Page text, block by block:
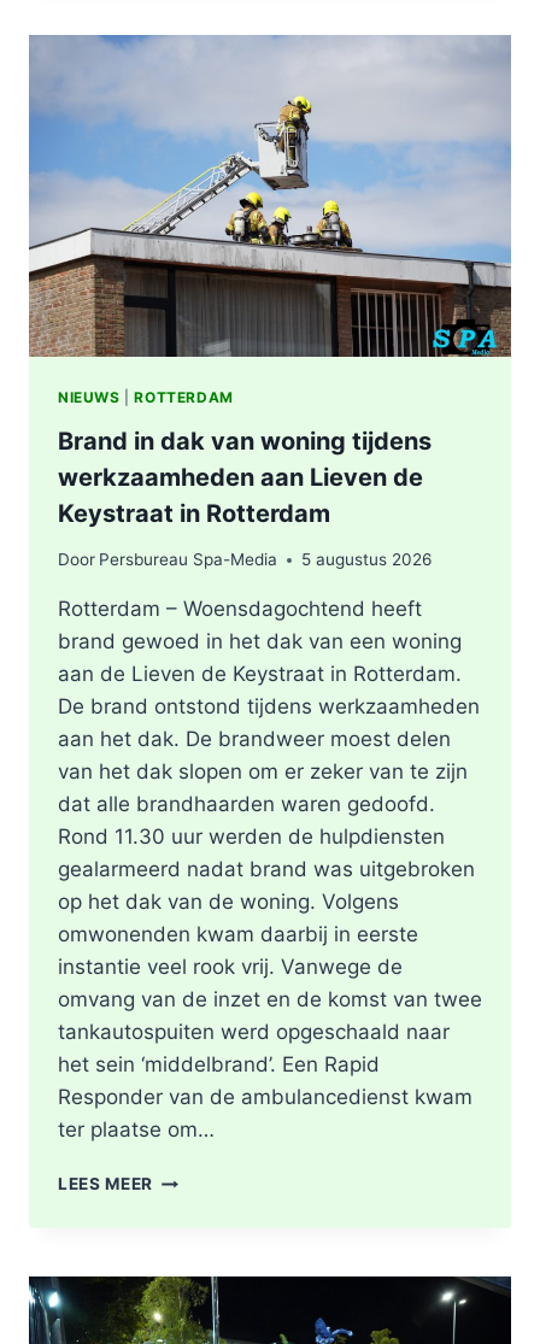
WONING
SENIORENFLAT
WATERTORENWEG
IN
ROTTERDAM
NIEUWS |ROTTERDAM
Brand in dak van woning tijdens
werkzaamheden aan Lieven de
Keystraat in Rotterdam
Door Persbureau Spa-Media 5 augustus 2026
Rotterdam – Woensdagochtend heeft
brand gewoed in het dak van een woning
aan de Lieven de Keystraat in Rotterdam.
De brand ontstond tijdens werkzaamheden
aan het dak. De brandweer moest delen
van het dak slopen om er zeker van te zijn
dat alle brandhaarden waren gedoofd.
Rond 11.30 uur werden de hulpdiensten
gealarmeerd nadat brand was uitgebroken
op het dak van de woning. Volgens
omwonenden kwam daarbij in eerste
instantie veel rook vrij. Vanwege de
omvang van de inzet en de komst van twee
tankautospuiten werd opgeschaald naar
het sein ‘middelbrand’. Een Rapid
Responder van de ambulancedienst kwam
ter plaatse om…
LEES MEER BRAND
WONING
TIJDENS
WERKZAAMHEDEN